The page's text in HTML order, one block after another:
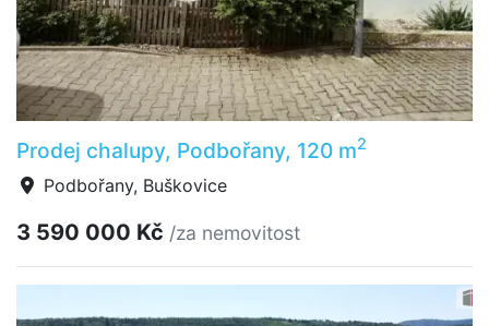
Prodej chalupy, Podbořany, 120 m2
Podbořany, Buškovice
3 590 000 Kč /za nemovitost